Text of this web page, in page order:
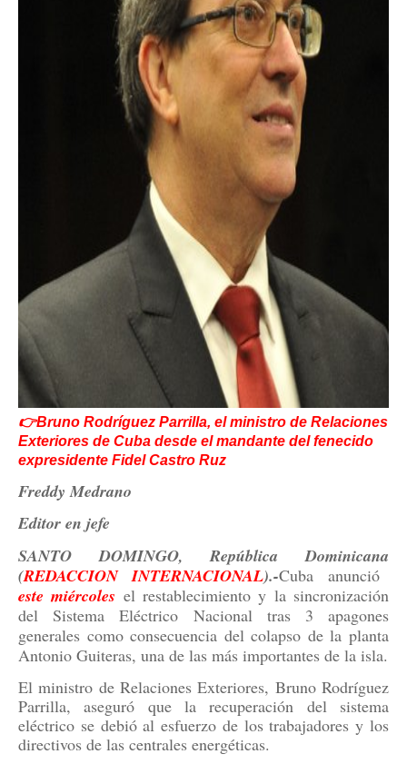
👉Bruno Rodríguez Parrilla, el ministro de Relaciones
Exteriores de Cuba desde el mandante del fenecido
expresidente Fidel Castro Ruz
Freddy Medrano
Editor en jefe
SANTO DOMINGO, República Dominicana
(REDACCION INTERNACIONAL).-Cuba anunció
este miércoles el restablecimiento y la sincronización
del Sistema Eléctrico Nacional tras 3 apagones
generales como consecuencia del colapso de la planta
Antonio Guiteras, una de las más importantes de la isla.
El ministro de Relaciones Exteriores, Bruno Rodríguez
Parrilla, aseguró que la recuperación del sistema
eléctrico se debió al esfuerzo de los trabajadores y los
directivos de las centrales energéticas.